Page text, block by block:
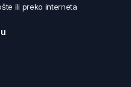
ili preko interneta